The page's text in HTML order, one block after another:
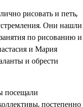
рисовать и петь,
Они нашли
по рисованию и
и Мария
и обрести
посещали
постепенно